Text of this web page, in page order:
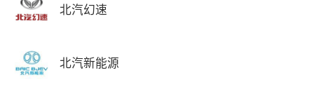
北汽幻速
北汽新能源